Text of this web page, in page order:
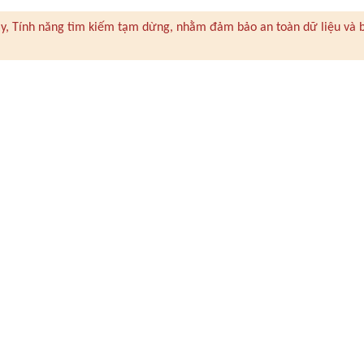
Tính năng tìm kiếm tạm dừng, nhằm đảm bảo an toàn dữ liệu và